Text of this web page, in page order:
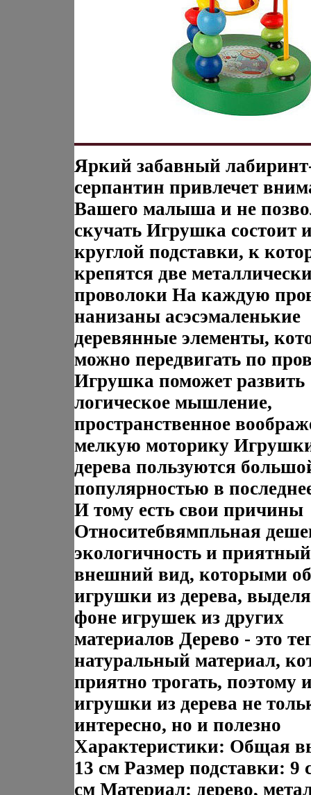
Яркий забавный
серпантин привлечет
Вашего малыша и не
скучать Игрушка состоит
круглой подставки, к
крепятся две
проволоки На каждую
нанизаны асэсэмаленькие
деревянные элементы,
можно передвигать по
Игрушка поможет развить
логическое мышление,
пространственное
мелкую моторику
дерева пользуются
популярностью в
И тому есть свои причины
Относитебвямпльная
экологичность и приятный
внешний вид, которыми
игрушки из дерева,
фоне игрушек из других
материалов Дерево - это
натуральный материал,
приятно трогать, поэтому
игрушки из дерева не
интересно, но и полезно
Характеристики: Общая
13 см Размер подставки: 9
см Материал: дерево,